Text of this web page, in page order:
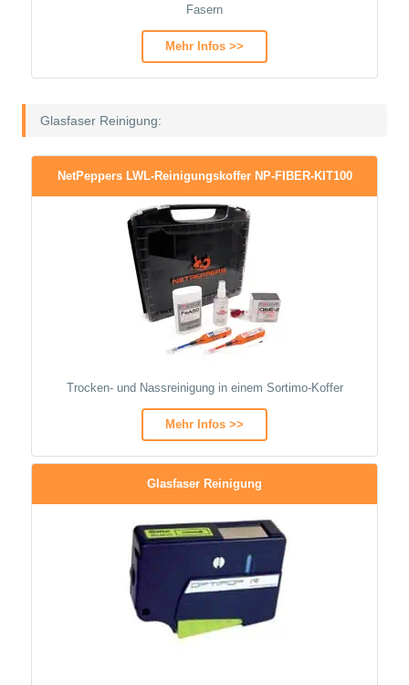
Fasern
Mehr Infos >>
Glasfaser Reinigung:
NetPeppers LWL-Reinigungskoffer NP-FIBER-KIT100
Trocken- und Nassreinigung in einem Sortimo-Koffer
Mehr Infos >>
Glasfaser Reinigung